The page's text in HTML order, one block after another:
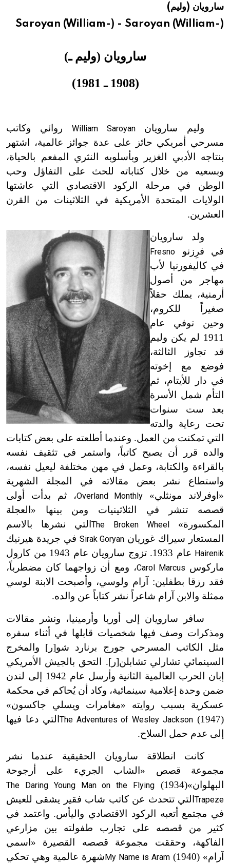
هيئة الموسوعة العربية تطلق موسوعات جديدة في عام 2026سارويان (وليم)
Saroyan (William-) - Saroyan (William-)
سارويان (وليم ـ)
(1908 ـ 1981)
وليم سارويانWilliam Saroyan روائي وكاتب
مسرحي أمريكي حائز على عدة جوائز عالمية، اشتهر
بنتاجه الأدبي الغزير وبأسلوبه النثري المفعم بالحياة،
وبسعيه من خلال كتاباته للحث على التفاؤل وحب
الوطن في مرحلة الركود الاقتصادي التي عاشتها
الولايات المتحدة الأمريكية في الثلاثينات من القرن
العشرين.
ولد سارويان
في فرِزنو Fresno
في كاليفورنيا لأب
مهاجر من أصول
أرمنية، يملك حقلاً
صغيراً للكروم،
وحين توفي عام
1911 لم يكن وليم
قد تجاوز الثالثة،
فوضع مع إخوته
في دار للأيتام، ثم
التأم شمل الأسرة
بعد ست سنوات
تحت رعاية والدته
التي تمكنت من العمل. وعندما أطلعته على بعض كتابات
والده قرر أن يصبح كاتباً، واستمر في تثقيف نفسه
بالقراءة والكتابة، وعمل في مهن مختلفة ليعيل نفسه،
واستطاع نشر بعض مقالاته في المجلة الشهرية
«اوفرلاند مونثلي» Overland Monthly، ثم بدأت أولى
قصصه تنشر في الثلاثينيات ومن بينها «العجلة
المكسورة» The Broken Wheelالتي نشرها بالاسم
المستعار سيراك غوريان Sirak Goryan في جريدة هيرنيك
Hairenik
عام 1933. تزوج سارويان عام 1943 من كارول
ماركوس Carol Marcus، ومع أن زواجهما كان مضطرباً،
فقد رزقا بطفلين: آرام ولوسي، وأصبحت الابنة لوسي
ممثلة والابن آرام شاعراً نشر كتاباً عن والده.
سافر سارويان إلى أوربا وأرمينيا، ونشر مقالات
ومذكرات وصف فيها شخصيات قابلها في أثناء سفره
مثل الكاتب المسرحي جورج برنارد شو[ر] والمخرج
السينمائي تشارلي تشابلن[ر]. التحق بالجيش الأمريكي
إبان الحرب العالمية الثانية وأرسل عام 1942 إلى لندن
ضمن وحدة إعلامية سينمائية، وكاد أن يُحاكم في محكمة
عسكرية بسبب روايته «مغامرات ويسلي جاكسون»
(1947)
The Adventures of Wesley Jackson التي دعا فيها
إلى عدم حمل السلاح.
كانت انطلاقة سارويان الحقيقية عندما نشر
مجموعة قصص «الشاب الجريء على أرجوحة
البهلوان»(1934)
The Daring Young Man on the Flying
Trapeze التي تتحدث عن كاتب شاب فقير يشقى للعيش
في مجتمع أتعبه الركود الاقتصادي واليأس. واعتمد في
كثير من قصصه على تجارب طفولته بين مزارعي
الفاكهة، وحققت مجموعة قصصه القصيرة «اسمي
آرام» (1940)
My Name is Aram شهرة عالمية وهي تحكي